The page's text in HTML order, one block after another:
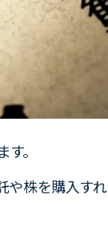
。
や株を購入すれ